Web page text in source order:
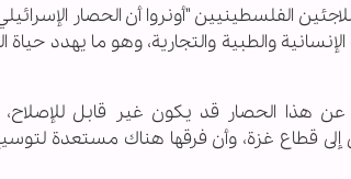
الفلسطينيين "أونروا أن الحصار
والطبية والتجارية، وهو ما يهدد
عن هذا الحصار قد يكون غير قابل
إلى قطاع غزة، وأن فرقها هناك مستعدة